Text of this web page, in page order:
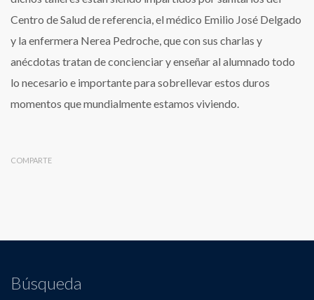
Centro de Salud de referencia, el médico Emilio José Delgado
y la enfermera Nerea Pedroche, que con sus charlas y
anécdotas tratan de concienciar y enseñar al alumnado todo
lo necesario e importante para sobrellevar estos duros
momentos que mundialmente estamos viviendo.
COMPARTE
Búsqueda